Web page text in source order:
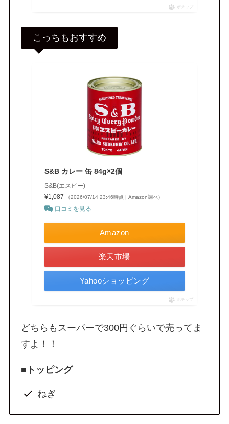
ポチップ
こっちもおすすめ
S&B カレー 缶 84g×2個
S&B(エスビー)
¥1,087
（2026/07/14 23:46時点 | Amazon調べ）
口コミを見る
Amazon
楽天市場
Yahooショッピング
ポチップ
どちらもスーパーで300円ぐらいで売ってま
すよ！！
■トッピング
ねぎ